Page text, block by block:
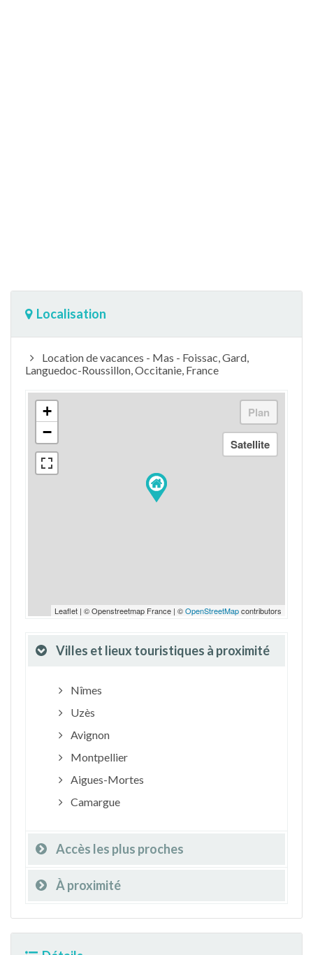
Localisation
Location de vacances - Mas - Foissac, Gard,
Languedoc-Roussillon, Occitanie, France
+
−
Leaflet | © Openstreetmap France | ©OpenStreetMapcontributors
Villes et lieux touristiques à proximité
Nîmes
Uzès
Avignon
Montpellier
Aigues-Mortes
Camargue
Accès les plus proches
À proximité